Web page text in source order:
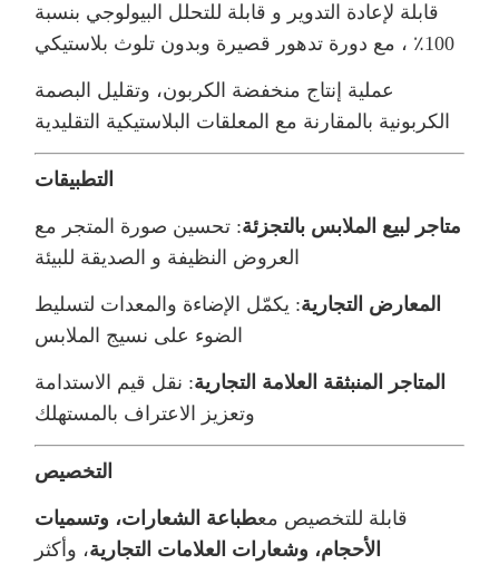
قابلة لإعادة التدوير و قابلة للتحلل البيولوجي بنسبة
100٪ ، مع دورة تدهور قصيرة وبدون تلوث بلاستيكي
عملية إنتاج منخفضة الكربون، وتقليل البصمة
الكربونية بالمقارنة مع المعلقات البلاستيكية التقليدية
التطبيقات
متاجر لبيع الملابس بالتجزئة: تحسين صورة المتجر مع
العروض النظيفة و الصديقة للبيئة
المعارض التجارية: يكمّل الإضاءة والمعدات لتسليط
الضوء على نسيج الملابس
المتاجر المنبثقة العلامة التجارية: نقل قيم الاستدامة
وتعزيز الاعتراف بالمستهلك
التخصيص
قابلة للتخصيص معطباعة الشعارات، وتسميات
الأحجام، وشعارات العلامات التجارية، وأكثر